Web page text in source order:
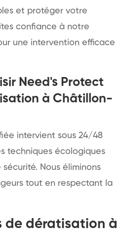
et protéger votre
confiance à notre
une intervention efficace
Need's Protect
à Châtillon-
intervient sous 24/48
techniques écologiques
Nous éliminons
tout en respectant la
de dératisation à